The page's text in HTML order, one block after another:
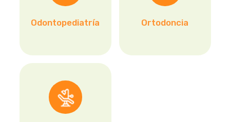
Odontopediatría Ortodoncia